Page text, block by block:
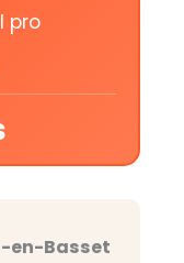
pro
en-Basset